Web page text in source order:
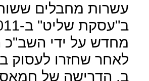
עשרות מחבלים
מחדש על ידי השב"כ
לאחר שחזרו לעסוק
ב. הדרישה של